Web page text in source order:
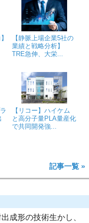
【静脈上場企業5社の
業績と戦略分析】
TRE急伸、大栄...
【リコー】ハイケム
と高分子量PLA量産化
で共同開発強...
記事一覧 »
成形の技術生かし、